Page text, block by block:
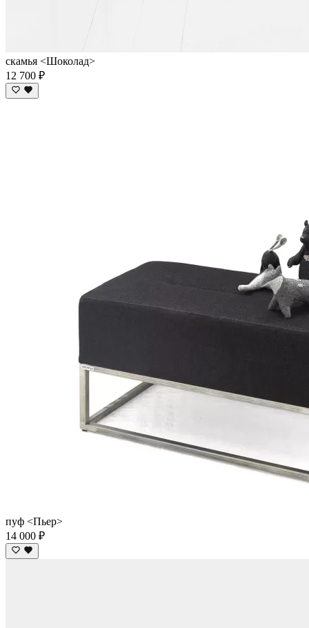
скамья <Шоколад>
12 700 ₽
пуф <Пьер>
14 000 ₽